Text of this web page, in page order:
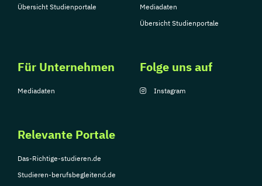
Übersicht Studienportale
Mediadaten
Übersicht Studienportale
Für Unternehmen
Mediadaten
Relevante Portale
Das-Richtige-studieren.de
Studieren-berufsbegleitend.de
Folge uns auf
Instagram